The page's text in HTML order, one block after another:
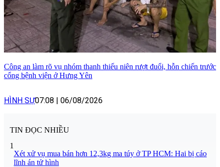
Công an làm rõ vụ nhóm thanh thiếu niên rượt đuổi, hỗn chiến trước
cổng bệnh viện ở Hưng Yên
HÌNH SỰ07:08 | 06/08/2026
TIN ĐỌC NHIỀU
1
Xét xử vụ mua bán hơn 12,3kg ma túy ở TP HCM: Hai bị cáo
lĩnh án tử hình